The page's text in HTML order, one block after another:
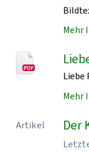
Mehr
Liebe
Mehr
Artikel Der